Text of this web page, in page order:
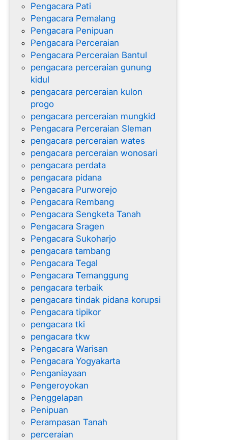
Pengacara Pati
Pengacara Pemalang
Pengacara Penipuan
Pengacara Perceraian
Pengacara Perceraian Bantul
pengacara perceraian gunung
kidul
pengacara perceraian kulon
progo
pengacara perceraian mungkid
Pengacara Perceraian Sleman
pengacara perceraian wates
pengacara perceraian wonosari
pengacara perdata
pengacara pidana
Pengacara Purworejo
Pengacara Rembang
Pengacara Sengketa Tanah
Pengacara Sragen
Pengacara Sukoharjo
pengacara tambang
Pengacara Tegal
Pengacara Temanggung
pengacara terbaik
pengacara tindak pidana korupsi
Pengacara tipikor
pengacara tki
pengacara tkw
Pengacara Warisan
Pengacara Yogyakarta
Penganiayaan
Pengeroyokan
Penggelapan
Penipuan
Perampasan Tanah
perceraian